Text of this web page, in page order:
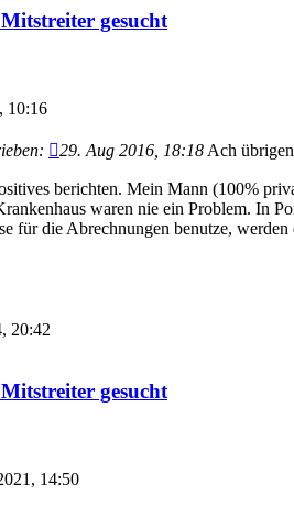
gesucht
10:16
29. Aug 2016, 18:18 Ach
berichten. Mein Mann (100%
waren nie ein Problem. In
für die Abrechnungen benutze,
20:42
gesucht
14:50